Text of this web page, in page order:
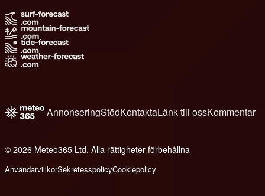
AnnonseringStödKontaktaLänk till ossKommentar
© 2026 Meteo365 Ltd. Alla rättigheter förbehållna
AnvändarvillkorSekretesspolicyCookiepolicy